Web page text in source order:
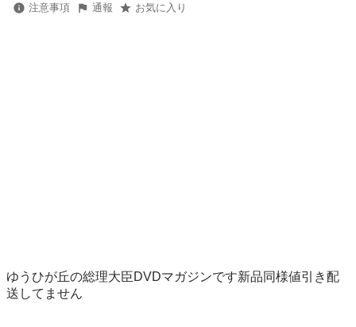
注意事項 通報 お気に入り
ゆうひが丘の総理大臣DVDマガジンです新品同様値引き配
送してません